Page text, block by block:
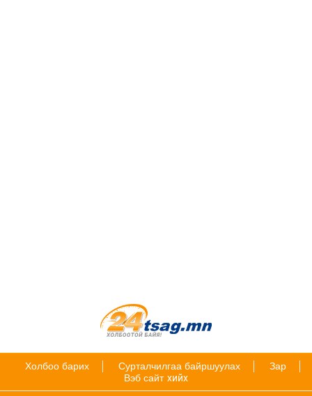
Холбоо барих Сурталчилгаа байршуулах
Зар
Вэб сайт хийх